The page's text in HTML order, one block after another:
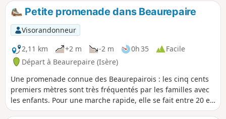
Petite promenade dans Beaurepaire
Visorandonneur
2,11 km
+2 m -2 m 0h 35
Facile
Départ à Beaurepaire (Isère)
Une promenade connue des Beaurepairois : les cinq cents
premiers mètres sont très fréquentés par les familles avec
les enfants. Pour une marche rapide, elle se fait entre 20 et
25 mn, en marche soutenue, et pour les promeneurs,